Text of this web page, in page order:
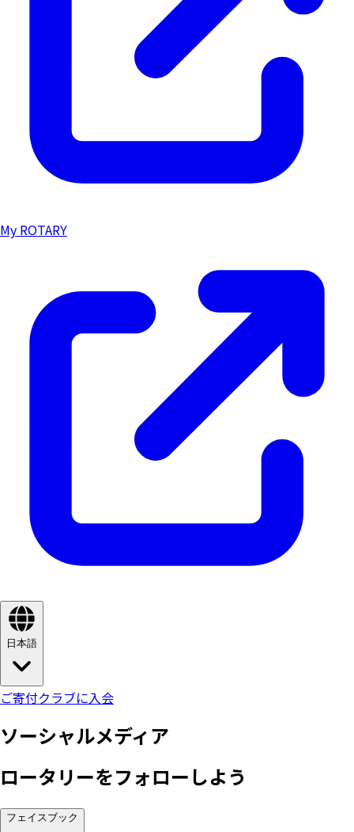
My ROTARY
日本語
ご寄付クラブに入会
ソーシャルメディア
ロータリーをフォローしよう
フェイスブック